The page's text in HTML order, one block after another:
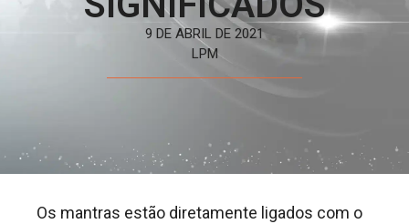
9 DE ABRIL DE 2021
LPM
Os mantras estão diretamente ligados com o